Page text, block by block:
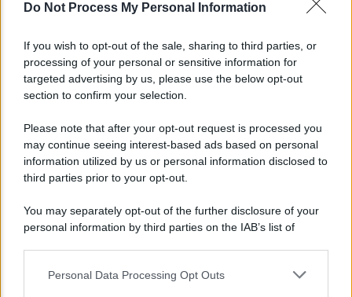
Do Not Process My Personal Information
If you wish to opt-out of the sale, sharing to third parties, or
processing of your personal or sensitive information for
targeted advertising by us, please use the below opt-out
section to confirm your selection.
Please note that after your opt-out request is processed you
may continue seeing interest-based ads based on personal
information utilized by us or personal information disclosed to
third parties prior to your opt-out.
You may separately opt-out of the further disclosure of your
personal information by third parties on the IAB’s list of
This information may also be disclosed by us to third parties
Personal Data Processing Opt Outs
NEWS
Bonus assunzione NEET: tutte le novità
dell’INPS